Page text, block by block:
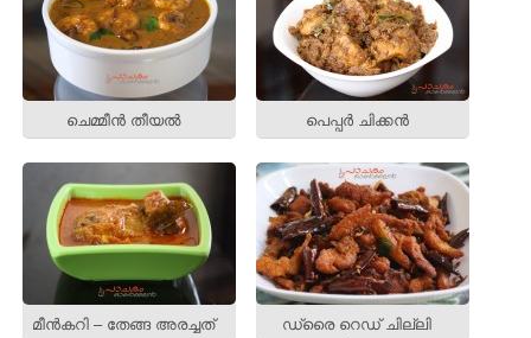
ചെമ്മീന്‍ തീയല്‍ പെപ്പര്‍ ചിക്കന്‍
മീന്‍കറി – തേങ്ങ അരച്ചത്
ഡ്രൈ റെഡ് ചില്ലി